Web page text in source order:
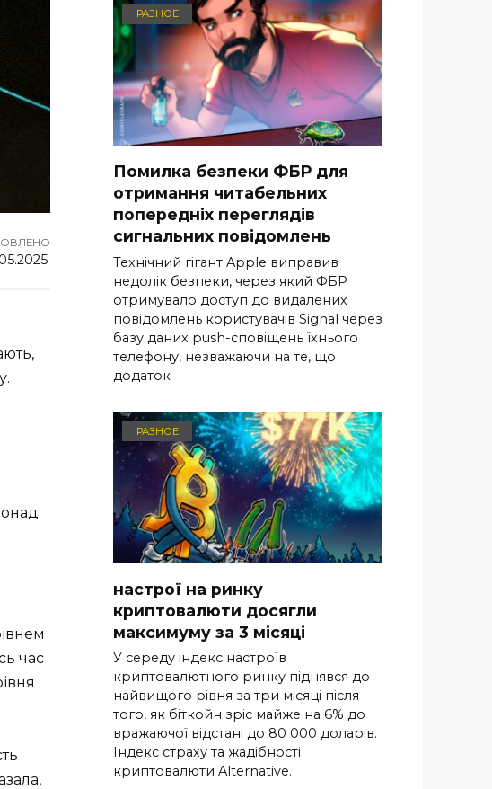
час
РАЗНОЕ
Помилка безпеки ФБР для
отримання читабельних
попередніх переглядів
сигнальних повідомлень
Технічний гігант Apple виправив
недолік безпеки, через який ФБР
отримувало доступ до видалених
повідомлень користувачів Signal через
базу даних push-сповіщень їхнього
телефону, незважаючи на те, що
додаток
РАЗНОЕ
настрої на ринку
криптовалюти досягли
максимуму за 3 місяці
У середу індекс настроїв
криптовалютного ринку піднявся до
найвищого рівня за три місяці після
того, як біткойн зріс майже на 6% до
вражаючої відстані до 80 000 доларів.
Індекс страху та жадібності
криптовалюти Alternative.